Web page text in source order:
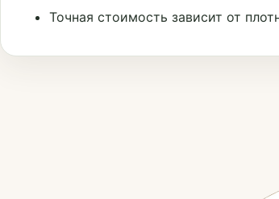
Точная стоимость зависит от